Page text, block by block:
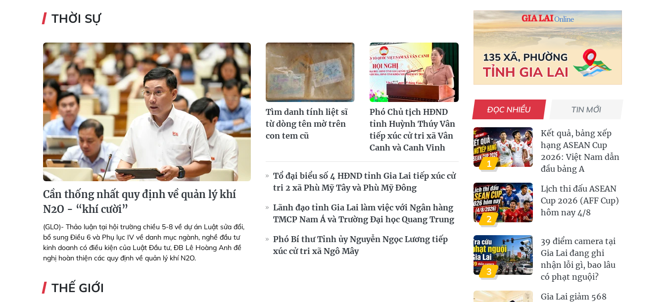
THỜI SỰ
Cần thống nhất quy định về quản lý khí
N2O - “khí cười”
(GLO)- Thảo luận tại hội trường chiều 5-8 về dự án Luật sửa đổi,
bổ sung Điều 6 và Phụ lục IV về danh mục ngành, nghề đầu tư
kinh doanh có điều kiện của Luật Đầu tư, ĐB Lê Hoàng Anh đề
nghị hoàn thiện các quy định về quản lý khí N2O.
Tìm danh tính liệt sĩ
từ dòng tên mờ trên
con tem cũ
Phó Chủ tịch HĐND
tỉnh Huỳnh Thúy Vân
tiếp xúc cử tri xã Vân
Canh và Canh Vinh
Tổ đại biểu số 4 HĐND tỉnh Gia Lai tiếp xúc cử
tri 2 xã Phù Mỹ Tây và Phù Mỹ Đông
Lãnh đạo tỉnh Gia Lai làm việc với Ngân hàng
TMCP Nam Á và Trường Đại học Quang Trung
Phó Bí thư Tỉnh ủy Nguyễn Ngọc Lương tiếp
xúc cử tri xã Ngô Mây
THẾ GIỚI
ĐỌC NHIỀU TIN MỚI
1
Kết quả, bảng xếp
hạng ASEAN Cup
2026: Việt Nam dẫn
đầu bảng A
2
Lịch thi đấu ASEAN
Cup 2026 (AFF Cup)
hôm nay 4/8
3
39 điểm camera tại
Gia Lai đang ghi
nhận lỗi gì, bao lâu
có phạt nguội?
Gia Lai giảm 568